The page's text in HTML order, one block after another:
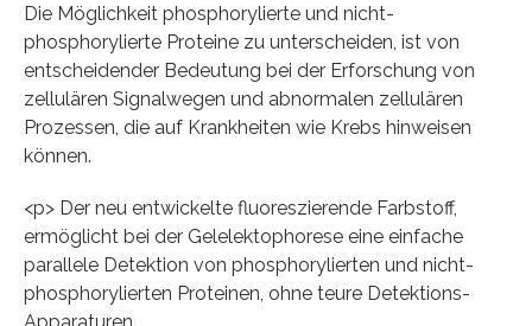
Die Möglichkeit phosphorylierte und nicht-
phosphorylierte Proteine zu unterscheiden, ist von
entscheidender Bedeutung bei der Erforschung von
zellulären Signalwegen und abnormalen zellulären
Prozessen, die auf Krankheiten wie Krebs hinweisen
können.
<p> Der neu entwickelte fluoreszierende Farbstoff,
ermöglicht bei der Gelelektophorese eine einfache
parallele Detektion von phosphorylierten und nicht-
phosphorylierten Proteinen, ohne teure Detektions-
Apparaturen.